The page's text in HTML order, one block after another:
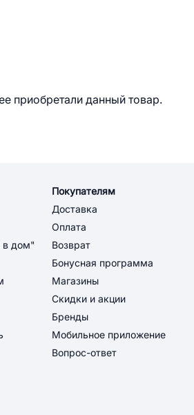
приобретали данный товар.
в дом"
Покупателям
Доставка
Оплата
Возврат
Бонусная программа
Магазины
Скидки и акции
Бренды
Мобильное приложение
Вопрос-ответ